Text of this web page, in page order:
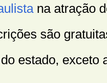
na atração
são
estado, exceto